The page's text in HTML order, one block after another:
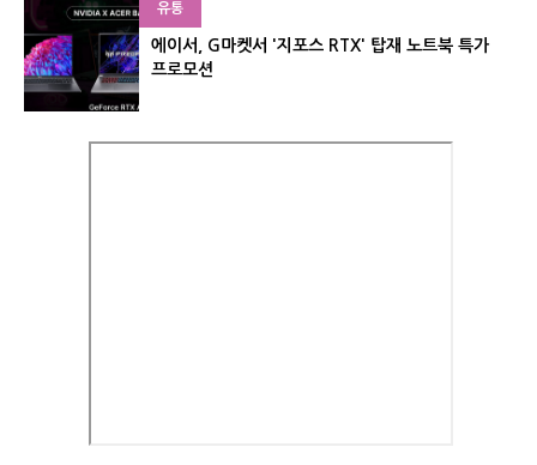
유통
에이서, G마켓서 '지포스 RTX' 탑재 노트북 특가
프로모션